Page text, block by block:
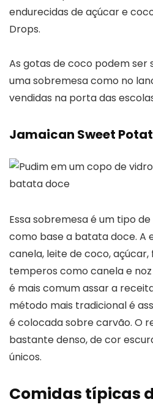
endurecidas de açúcar e
Drops.
As gotas de coco podem ser
uma sobremesa como no
vendidas na porta das
Jamaican Sweet
Essa sobremesa é um tipo
como base a batata doce. A
canela, leite de coco,
temperos como canela e
é mais comum assar a
método mais tradicional é
é colocada sobre carvão. O
bastante denso, de cor
únicos.
Comidas típicas